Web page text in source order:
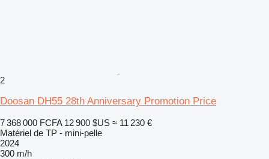
2
Doosan DH55 28th Anniversary Promotion Price
7 368 000 FCFA 12 900 $US ≈ 11 230 €
Matériel de TP - mini-pelle
2024
300 m/h